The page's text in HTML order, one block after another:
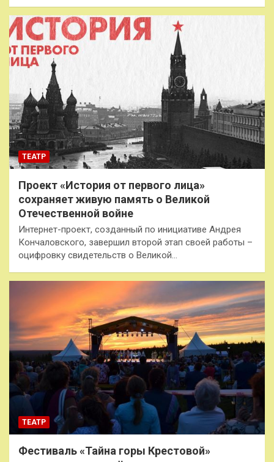
ТЕАТР
Проект «История от первого лица»
сохраняет живую память о Великой
Отечественной войне
Интернет-проект, созданный по инициативе Андрея
Кончаловского, завершил второй этап своей работы –
оцифровку свидетельств о Великой…
ТЕАТР
Фестиваль «Тайна горы Крестовой»